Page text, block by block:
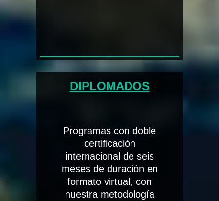
DIPLOMADOS
Programas con doble
certificación
internacional de seis
meses de duración en
formato virtual, con
nuestra metodología